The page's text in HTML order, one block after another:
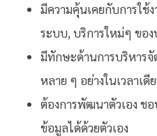
มีความคุ้นเคยกับการใช้
ระบบ, บริการใหม่ๆ ขอ
มีทักษะด้านการบริหารจั
หลาย ๆ อย่างในเวลาเดี
ต้องการพัฒนาตัวเอง ชอ
ข้อมูลได้ด้วยตัวเอง